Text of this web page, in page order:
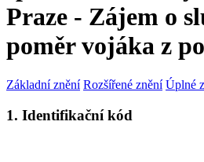
Praze - Zájem o
poměr vojáka z
Základní znění Rozšířené znění Úplné
1. Identifikační kód